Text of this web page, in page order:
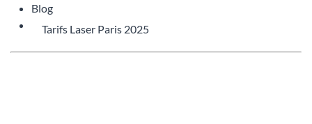
Blog
Tarifs Laser Paris 2025